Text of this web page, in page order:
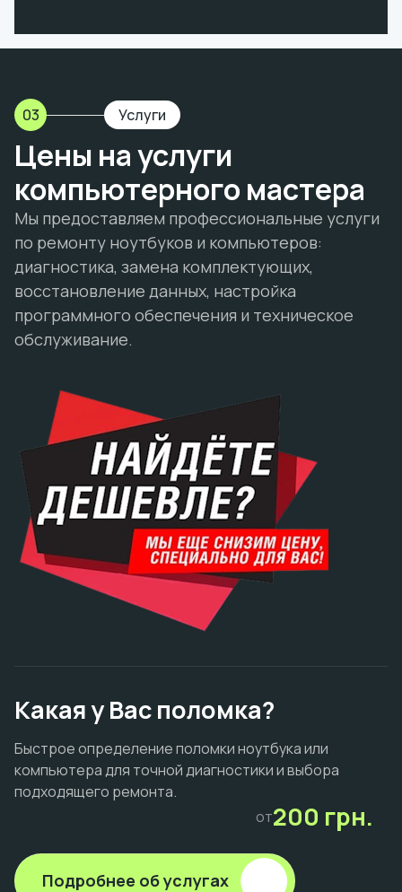
03 Услуги
Цены на услуги
компьютерного мастера
Мы предоставляем профессиональные услуги
по ремонту ноутбуков и компьютеров:
диагностика, замена комплектующих,
восстановление данных, настройка
программного обеспечения и техническое
обслуживание.
Какая у Вас поломка?
Быстрое определение поломки ноутбука или
компьютера для точной диагностики и выбора
подходящего ремонта.
от200 грн.
Подробнее об услугах